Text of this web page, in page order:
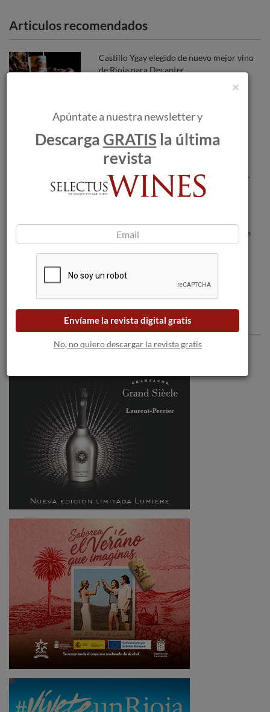
Articulos recomendados
Castillo Ygay elegido de nuevo mejor vino
de Rioja para Decanter
Pazo de San Mauro celebra el Día de
embotellada de sus viñedos históricos.
Presentación de la “Selección Vinos D.O.
Navarra 2023”.
Pandemonium, los nuevos espumosos de
montaña con los que Vintae abre una
puerta a lo desconocido.
Comentarios
×
Apúntate a nuestra newsletter y
DescargaGRATIS la última
revista
Envíame la revista digital gratis
No, no quiero descargar la revista gratis